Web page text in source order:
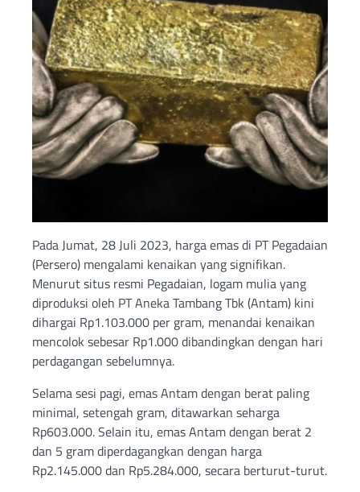
Pada Jumat, 28 Juli 2023, harga emas di PT Pegadaian
(Persero) mengalami kenaikan yang signifikan.
Menurut situs resmi Pegadaian, logam mulia yang
diproduksi oleh PT Aneka Tambang Tbk (Antam) kini
dihargai Rp1.103.000 per gram, menandai kenaikan
mencolok sebesar Rp1.000 dibandingkan dengan hari
perdagangan sebelumnya.
Selama sesi pagi, emas Antam dengan berat paling
minimal, setengah gram, ditawarkan seharga
Rp603.000. Selain itu, emas Antam dengan berat 2
dan 5 gram diperdagangkan dengan harga
Rp2.145.000 dan Rp5.284.000, secara berturut-turut.